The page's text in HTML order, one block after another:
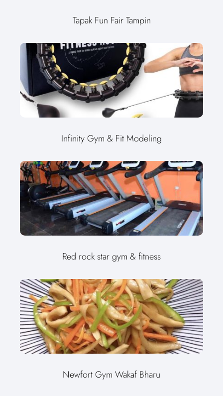
Tapak Fun Fair Tampin
Infinity Gym & Fit Modeling
Red rock star gym & fitness
Newfort Gym Wakaf Bharu